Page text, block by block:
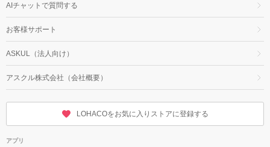
AIチャットで質問する
お客様サポート
ASKUL（法人向け）
アスクル株式会社（会社概要）
LOHACOをお気に入りストアに登録する
アプリ